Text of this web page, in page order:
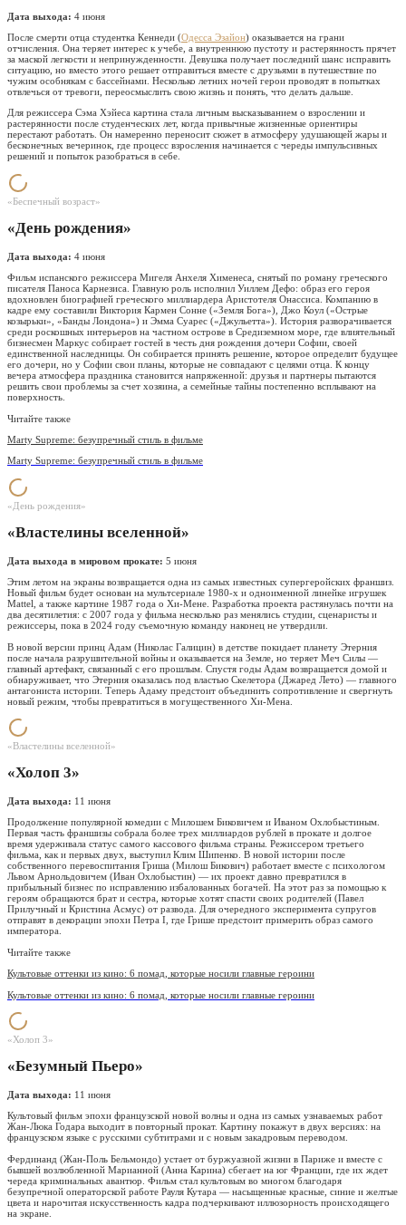
Дата выхода: 4 июня
После смерти отца студентка Кеннеди (Одесса Эзайон) оказывается на грани
отчисления. Она теряет интерес к учебе, а внутреннюю пустоту и растерянность прячет
за маской легкости и непринужденности. Девушка получает последний шанс исправить
ситуацию, но вместо этого решает отправиться вместе с друзьями в путешествие по
чужим особнякам с бассейнами. Несколько летних ночей герои проводят в попытках
отвлечься от тревоги, переосмыслить свою жизнь и понять, что делать дальше.
Для режиссера Сэма Хэйеса картина стала личным высказыванием о взрослении и
растерянности после студенческих лет, когда привычные жизненные ориентиры
перестают работать. Он намеренно переносит сюжет в атмосферу удушающей жары и
бесконечных вечеринок, где процесс взросления начинается с череды импульсивных
решений и попыток разобраться в себе.
«Беспечный возраст»
«День рождения»
Дата выхода: 4 июня
Фильм испанского режиссера Мигеля Анхеля Хименеса, снятый по роману греческого
писателя Паноса Карнезиса. Главную роль исполнил Уиллем Дефо: образ его героя
вдохновлен биографией греческого миллиардера Аристотеля Онассиса. Компанию в
кадре ему составили Виктория Кармен Сонне («Земля Бога»), Джо Коул («Острые
козырьки», «Банды Лондона») и Эмма Суарес («Джульетта»). История разворачивается
среди роскошных интерьеров на частном острове в Средиземном море, где влиятельный
бизнесмен Маркус собирает гостей в честь дня рождения дочери Софии, своей
единственной наследницы. Он собирается принять решение, которое определит будущее
его дочери, но у Софии свои планы, которые не совпадают с целями отца. К концу
вечера атмосфера праздника становится напряженной: друзья и партнеры пытаются
решить свои проблемы за счет хозяина, а семейные тайны постепенно всплывают на
поверхность.
Читайте также
Marty Supreme: безупречный стиль в фильме
Marty Supreme: безупречный стиль в фильме
«День рождения»
«Властелины вселенной»
Дата выхода в мировом прокате: 5 июня
Этим летом на экраны возвращается одна из самых известных супергеройских франшиз.
Новый фильм будет основан на мультсериале 1980-х и одноименной линейке игрушек
Mattel, а также картине 1987 года о Хи-Мене. Разработка проекта растянулась почти на
два десятилетия: с 2007 года у фильма несколько раз менялись студии, сценаристы и
режиссеры, пока в 2024 году съемочную команду наконец не утвердили.
В новой версии принц Адам (Николас Галицин) в детстве покидает планету Этерния
после начала разрушительной войны и оказывается на Земле, но теряет Меч Силы —
главный артефакт, связанный с его прошлым. Спустя годы Адам возвращается домой и
обнаруживает, что Этерния оказалась под властью Скелетора (Джаред Лето) — главного
антагониста истории. Теперь Адаму предстоит объединить сопротивление и свергнуть
новый режим, чтобы превратиться в могущественного Хи-Мена.
«Властелины вселенной»
«Холоп 3»
Дата выхода: 11 июня
Продолжение популярной комедии с Милошем Биковичем и Иваном Охлобыстиным.
Первая часть франшизы собрала более трех миллиардов рублей в прокате и долгое
время удерживала статус самого кассового фильма страны. Режиссером третьего
фильма, как и первых двух, выступил Клим Шипенко. В новой истории после
собственного перевоспитания Гриша (Милош Бикович) работает вместе с психологом
Львом Арнольдовичем (Иван Охлобыстин) — их проект давно превратился в
прибыльный бизнес по исправлению избалованных богачей. На этот раз за помощью к
героям обращаются брат и сестра, которые хотят спасти своих родителей (Павел
Прилучный и Кристина Асмус) от развода. Для очередного эксперимента супругов
отправят в декорации эпохи Петра I, где Грише предстоит примерить образ самого
императора.
Читайте также
Культовые оттенки из кино: 6 помад, которые носили главные героини
Культовые оттенки из кино: 6 помад, которые носили главные героини
«Холоп 3»
«Безумный Пьеро»
Дата выхода: 11 июня
Культовый фильм эпохи французской новой волны и одна из самых узнаваемых работ
Жан-Люка Годара выходит в повторный прокат. Картину покажут в двух версиях: на
французском языке с русскими субтитрами и с новым закадровым переводом.
Фердинанд (Жан-Поль Бельмондо) устает от буржуазной жизни в Париже и вместе с
бывшей возлюбленной Марианной (Анна Карина) сбегает на юг Франции, где их ждет
череда криминальных авантюр. Фильм стал культовым во многом благодаря
безупречной операторской работе Рауля Кутара — насыщенные красные, синие и желтые
цвета и нарочитая искусственность кадра подчеркивают иллюзорность происходящего
на экране.